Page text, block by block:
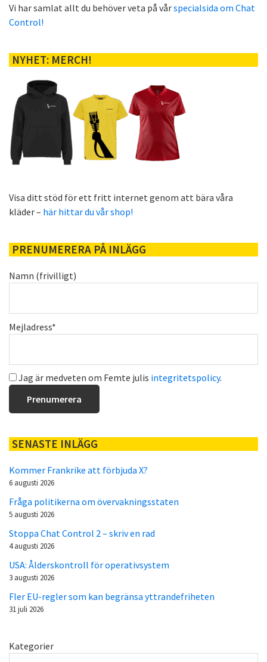
Vi har samlat allt du behöver veta på vårspecialsida om Chat
Control!
NYHET: MERCH!
Visa ditt stöd för ett fritt internet genom att bära våra
kläder – här hittar du vår shop!
PRENUMERERA PÅ INLÄGG
Namn (frivilligt)
Mejladress*
Jag är medveten om Femte julis integritetspolicy.
SENASTE INLÄGG
Kommer Frankrike att förbjuda X?
6 augusti 2026
Fråga politikerna om övervakningsstaten
5 augusti 2026
Stoppa Chat Control 2 – skriv en rad
4 augusti 2026
USA: Ålderskontroll för operativsystem
3 augusti 2026
Fler EU-regler som kan begränsa yttrandefriheten
31 juli 2026
Kategorier